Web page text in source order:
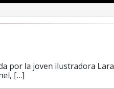
por la joven ilustradora Lara
[…]